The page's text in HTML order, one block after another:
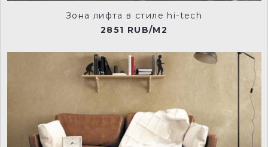
Зона лифта в стиле hi-tech
2851 RUB/M2